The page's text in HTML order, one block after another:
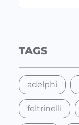
c
TAGS
adelphi
feltrinelli